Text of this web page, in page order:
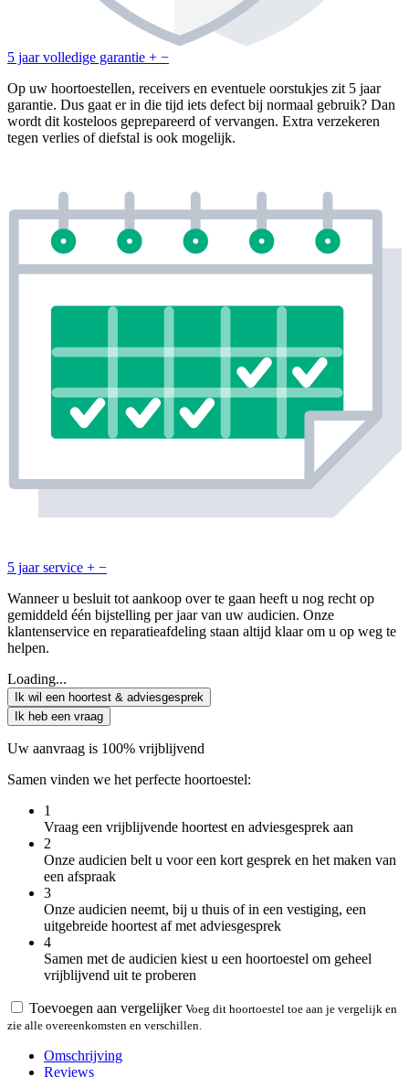
5 jaar volledige garantie + −
Op uw hoortoestellen, receivers en eventuele oorstukjes zit 5 jaar
garantie. Dus gaat er in die tijd iets defect bij normaal gebruik? Dan
wordt dit kosteloos geprepareerd of vervangen. Extra verzekeren
tegen verlies of diefstal is ook mogelijk.
5 jaar service + −
Wanneer u besluit tot aankoop over te gaan heeft u nog recht op
gemiddeld één bijstelling per jaar van uw audicien. Onze
klantenservice en reparatieafdeling staan altijd klaar om u op weg te
helpen.
Loading...
Ik wil een hoortest & adviesgesprek
Ik heb een vraag
Uw aanvraag is 100% vrijblijvend
Samen vinden we het perfecte hoortoestel:
1
Vraag een vrijblijvende hoortest en adviesgesprek aan
2
Onze audicien belt u voor een kort gesprek en het maken van
een afspraak
3
Onze audicien neemt, bij u thuis of in een vestiging, een
uitgebreide hoortest af met adviesgesprek
4
Samen met de audicien kiest u een hoortoestel om geheel
vrijblijvend uit te proberen
Toevoegen aan vergelijker Voeg dit hoortoestel toe aan je vergelijk en
zie alle overeenkomsten en verschillen.
Omschrijving
Reviews